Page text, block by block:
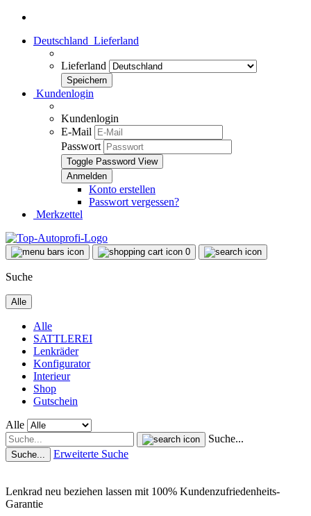
Deutschland Lieferland
Lieferland
Kundenlogin
Kundenlogin
E-Mail
Passwort
Toggle Password View
Konto erstellen
Passwort vergessen?
Merkzettel
0
Suche
Alle
Alle
SATTLEREI
Lenkräder
Konfigurator
Interieur
Shop
Gutschein
Alle
Suche...
Suche... Erweiterte Suche
Lenkrad neu beziehen lassen mit 100% Kundenzufriedenheits-
Garantie